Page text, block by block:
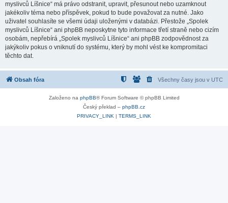
myslivců Líšnice“ má právo odstranit, upravit, přesunout nebo uzamknout
jakékoliv téma nebo příspěvek, pokud to bude považovat za nutné. Jako
uživatel souhlasíte se všemi údaji uloženými v databázi. Přestože „Spolek
myslivců Líšnice“ ani phpBB neposkytne tyto informace třetí straně nebo cizím
osobám, nepřebírá „Spolek myslivců Líšnice“ ani phpBB zodpovědnost za
jakýkoliv pokus o vniknutí do systému, který by mohl vést ke kompromitaci
těchto dat.
Obsah fóra Všechny časy jsou v UTC
Založeno na phpBB® Forum Software © phpBB Limited
Český překlad – phpBB.cz
PRIVACY_LINK | TERMS_LINK